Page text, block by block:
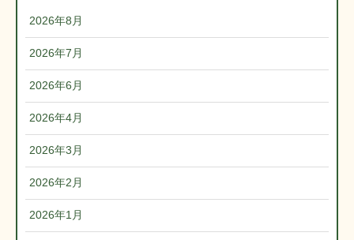
2026年8月
2026年7月
2026年6月
2026年4月
2026年3月
2026年2月
2026年1月